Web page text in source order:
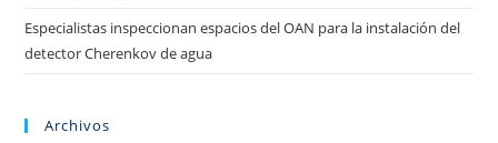
Especialistas inspeccionan espacios del OAN para la instalación del
detector Cherenkov de agua
Archivos